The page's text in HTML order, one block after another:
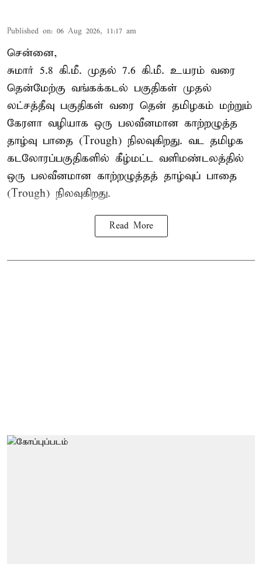
Published on: 06 Aug 2026, 11:17 am
சென்னை,
சுமார் 5.8 கி.மீ. முதல் 7.6 கி.மீ. உயரம் வரை
தென்மேற்கு வங்கக்கடல் பகுதிகள் முதல்
லட்சத்தீவு பகுதிகள் வரை தென் தமிழகம் மற்றும்
கேரளா வழியாக ஒரு பலவீனமான காற்றழுத்த
தாழ்வு பாதை (Trough) நிலவுகிறது. வட தமிழக
கடலோரப்பகுதிகளில் கீழ்மட்ட வளிமண்டலத்தில்
ஒரு பலவீனமான காற்றழுத்தத் தாழ்வுப் பாதை
(Trough) நிலவுகிறது.
Read More